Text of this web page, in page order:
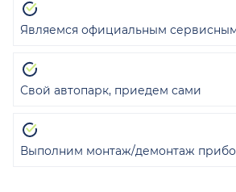
Являемся официальным
Свой автопарк, приедем сами
Выполним монтаж/демонтаж